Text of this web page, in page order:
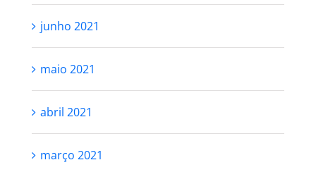
junho 2021
maio 2021
abril 2021
março 2021